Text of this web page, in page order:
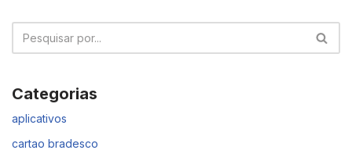
Categorias
aplicativos
cartao bradesco